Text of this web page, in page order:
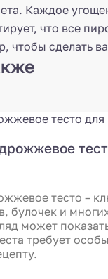
Каждое
что все
чтобы сделать
тесто –
булочек и
может
требует